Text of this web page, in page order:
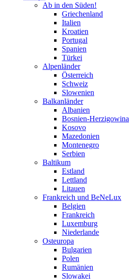
Ab in den Süden!
Griechenland
Italien
Kroatien
Portugal
Spanien
Türkei
Alpenländer
Österreich
Schweiz
Slowenien
Balkanländer
Albanien
Bosnien-Herzigowina
Kosovo
Mazedonien
Montenegro
Serbien
Baltikum
Estland
Lettland
Litauen
Frankreich und BeNeLux
Belgien
Frankreich
Luxemburg
Niederlande
Osteuropa
Bulgarien
Polen
Rumänien
Slowakei